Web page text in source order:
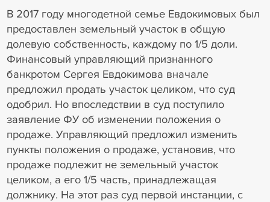
В 2017 году многодетной семье Евдокимовых был
предоставлен земельный участок в общую
долевую собственность, каждому по 1/5 доли.
Финансовый управляющий признанного
банкротом Сергея Евдокимова вначале
предложил продать участок целиком, что суд
одобрил. Но впоследствии в суд поступило
заявление ФУ об изменении положения о
продаже. Управляющий предложил изменить
пункты положения о продаже, установив, что
продаже подлежит не земельный участок
целиком, а его 1/5 часть, принадлежащая
должнику. На этот раз суд первой инстанции, с